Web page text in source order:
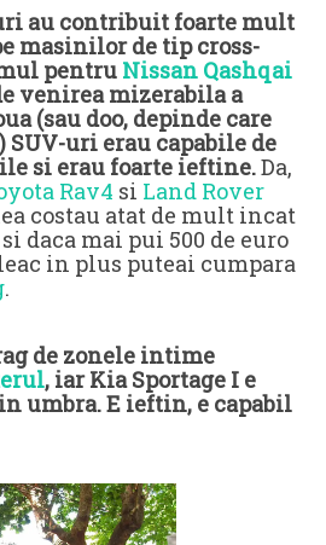
au contribuit foarte mult
masinilor de tip cross-
pentru Nissan Qashqai
venirea mizerabila a
(sau doo, depinde care
SUV-uri erau capabile de
si erau foarte ieftine.Da,
Rav4 si Land Rover
costau atat de mult incat
daca mai pui 500 de euro
in plus puteai cumpara
.
de zonele intime
, iar Kia Sportage I e
umbra. E ieftin, e capabil